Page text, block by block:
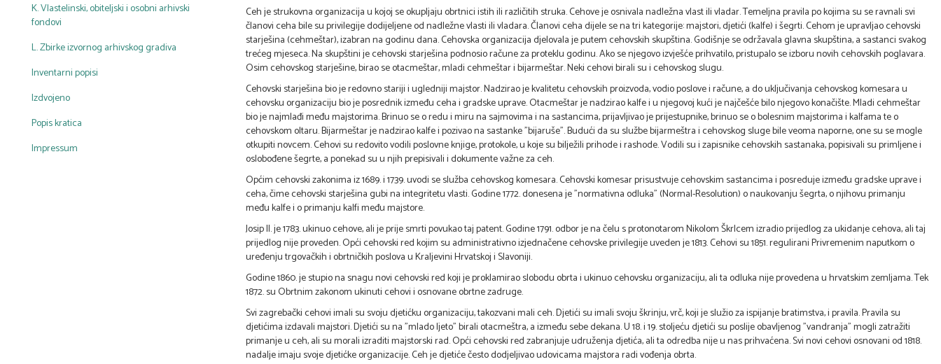
K. Vlastelinski, obiteljski i osobni arhivski
fondovi
L. Zbirke izvornog arhivskog gradiva
Inventarni popisi
Izdvojeno
Popis kratica
Impressum
Ceh je strukovna organizacija u kojoj se okupljaju obrtnici istih ili različitih struka. Cehove je osnivala nadležna vlast ili vladar. Temeljna pravila po kojima su se ravnali svi
članovi ceha bile su privilegije dodijeljene od nadležne vlasti ili vladara. Članovi ceha dijele se na tri kategorije: majstori, djetići (kalfe) i šegrti. Cehom je upravljao cehovski
starješina (cehmeštar), izabran na godinu dana. Cehovska organizacija djelovala je putem cehovskih skupština. Godišnje se održavala glavna skupština, a sastanci svakog
trećeg mjeseca. Na skupštini je cehovski starješina podnosio račune za proteklu godinu. Ako se njegovo izvješće prihvatilo, pristupalo se izboru novih cehovskih poglavara.
Osim cehovskog starješine, birao se otacmeštar, mladi cehmeštar i bijarmeštar. Neki cehovi birali su i cehovskog slugu.
Cehovski starješina bio je redovno stariji i ugledniji majstor. Nadzirao je kvalitetu cehovskih proizvoda, vodio poslove i račune, a do uključivanja cehovskog komesara u
cehovsku organizaciju bio je posrednik između ceha i gradske uprave. Otacmeštar je nadzirao kalfe i u njegovoj kući je najčešće bilo njegovo konačište. Mladi cehmeštar
bio je najmlađi među majstorima. Brinuo se o redu i miru na sajmovima i na sastancima, prijavljivao je prijestupnike, brinuo se o bolesnim majstorima i kalfama te o
cehovskom oltaru. Bijarmeštar je nadzirao kalfe i pozivao na sastanke "bijaruše". Budući da su službe bijarmeštra i cehovskog sluge bile veoma naporne, one su se mogle
otkupiti novcem. Cehovi su redovito vodili poslovne knjige, protokole, u koje su bilježili prihode i rashode. Vodili su i zapisnike cehovskih sastanaka, popisivali su primljene i
oslobođene šegrte, a ponekad su u njih prepisivali i dokumente važne za ceh.
Općim cehovski zakonima iz 1689. i 1739. uvodi se služba cehovskog komesara. Cehovski komesar prisustvuje cehovskim sastancima i posreduje između gradske uprave i
ceha, čime cehovski starješina gubi na integritetu vlasti. Godine 1772. donesena je "normativna odluka" (Normal-Resolution) o naukovanju šegrta, o njihovu primanju
među kalfe i o primanju kalfi među majstore.
Josip II. je 1783. ukinuo cehove, ali je prije smrti povukao taj patent. Godine 1791. odbor je na čelu s protonotarom Nikolom Škrlcem izradio prijedlog za ukidanje cehova, ali taj
prijedlog nije proveden. Opći cehovski red kojim su administrativno izjednačene cehovske privilegije uveden je 1813. Cehovi su 1851. regulirani Privremenim naputkom o
uređenju trgovačkih i obrtničkih poslova u Kraljevini Hrvatskoj i Slavoniji.
Godine 1860. je stupio na snagu novi cehovski red koji je proklamirao slobodu obrta i ukinuo cehovsku organizaciju, ali ta odluka nije provedena u hrvatskim zemljama. Tek
1872. su Obrtnim zakonom ukinuti cehovi i osnovane obrtne zadruge.
Svi zagrebački cehovi imali su svoju djetićku organizaciju, takozvani mali ceh. Djetići su imali svoju škrinju, vrč, koji je služio za ispijanje bratimstva, i pravila. Pravila su
djetićima izdavali majstori. Djetići su na "mlado ljeto" birali otacmeštra, a između sebe dekana. U 18. i 19. stoljeću djetići su poslije obavljenog "vandranja" mogli zatražiti
primanje u ceh, ali su morali izraditi majstorski rad. Opći cehovski red zabranjuje udruženja djetića, ali ta odredba nije u nas prihvaćena. Svi novi cehovi osnovani od 1818.
nadalje imaju svoje djetićke organizacije. Ceh je djetiće često dodjeljivao udovicama majstora radi vođenja obrta.